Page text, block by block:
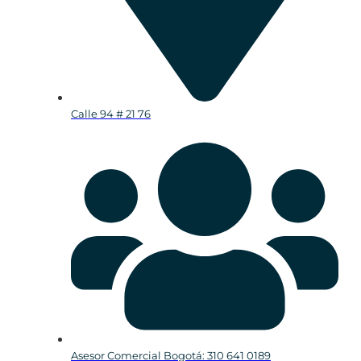
Calle 94 # 21 76
Asesor Comercial Bogotá: 310 641 0189